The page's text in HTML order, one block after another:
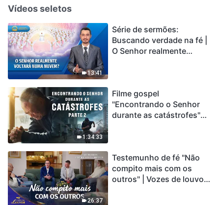
Vídeos seletos
13:41
Série de sermões:
Buscando verdade na fé |
O Senhor realmente
1:34:33
Filme gospel
"Encontrando o Senhor
durante as catástrofes"
catástrofes ccontecem, a
humanidade está
entrando em contagem
26:37
Testemunho de fé "Não
compito mais com os
outros" | Vozes de louvor